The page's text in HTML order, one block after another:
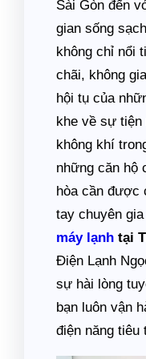
Sài Gòn đến
gian sống
không chỉ nổi
chãi, không
hội tụ của
khe về sự
không khí
những căn hộ
hòa cần được
tay chuyên
máy lạnh tại
Điện Lạnh
sự hài lòng
bạn luôn vận
điện năng tiêu